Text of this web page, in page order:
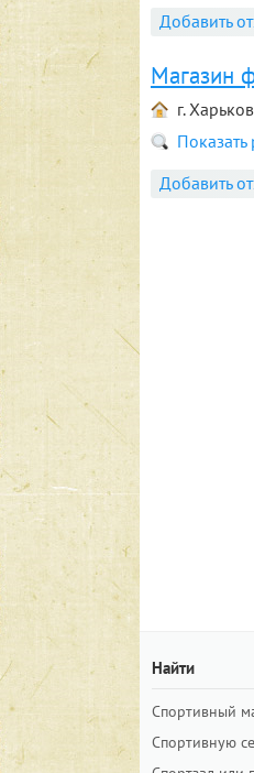
Добавить
Магазин
г.
Добавить
Найти
Спортивный
Спортивную